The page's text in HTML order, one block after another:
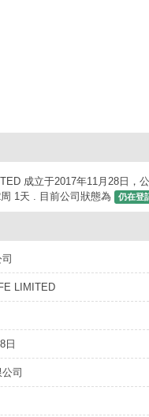
成立于2017年11月28日，
1天 . 目前公司狀態為
仍在登
LIMITED
日
司